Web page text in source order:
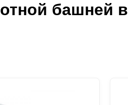
башней